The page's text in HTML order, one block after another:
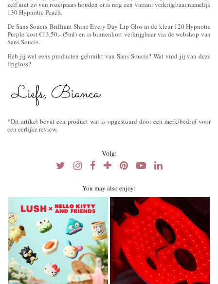
zelf niet zo van roze/paars houden er is nog een variant verkrijgbaar namelijk
130 Hypnotic Peach.
De Sans Soucis Brilliant Shine Every Day Lip Glos in de kleur 120 Hypnotic
Purple kost €13,50,- (5ml) en is binnenkort verkrijgbaar via de webshop van
Sans Soucis.
Heb jij wel eens producten gebruikt van Sans Soucis? Wat vind jij van deze
lipgloss?
*Dit artikel bevat een product wat is opgestuurd door een merk/bedrijf voor
een eerlijke review.
Volg:
You may also enjoy: